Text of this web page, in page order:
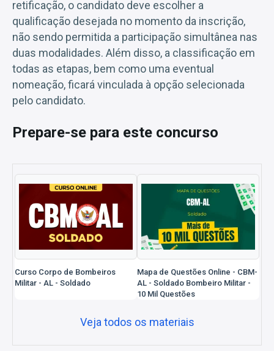
retificação, o candidato deve escolher a
qualificação desejada no momento da inscrição,
não sendo permitida a participação simultânea nas
duas modalidades. Além disso, a classificação em
todas as etapas, bem como uma eventual
nomeação, ficará vinculada à opção selecionada
pelo candidato.
Prepare-se para este concurso
Curso Corpo de Bombeiros
Militar - AL - Soldado
Mapa de Questões Online - CBM-
AL - Soldado Bombeiro Militar -
10 Mil Questões
Veja todos os materiais